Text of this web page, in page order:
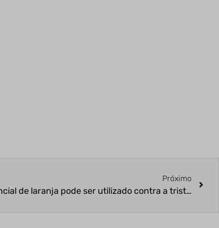
Próximo
Você sabia que o óleo essencial de laranja pode ser utilizado contra a tristeza e desânimo?